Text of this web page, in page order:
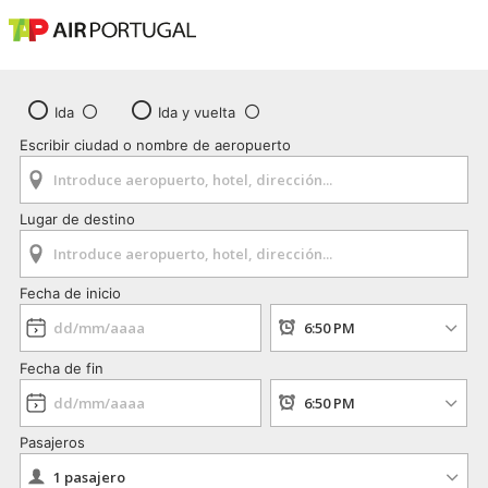
Ida
Ida y vuelta
Escribir ciudad o nombre de aeropuerto
Lugar de destino
Fecha de inicio
Fecha de fin
Pasajeros